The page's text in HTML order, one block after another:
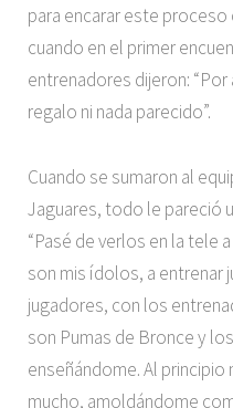
para encarar este proceso
cuando en el primer
entrenadores dijeron:
regalo ni nada parecido”.
Cuando se sumaron al
Jaguares, todo le pareció
“Pasé de verlos en la tele
son mis ídolos, a
jugadores, con los
son Pumas de Bronce y
enseñándome. Al
mucho, amoldándome